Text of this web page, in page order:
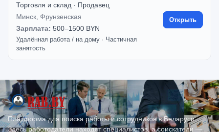
Торговля и склад · Продавец
Минск, Фрунзенская
Зарплата: 500–1500 BYN
Удалённая работа / на дому · Частичная
занятость
Открыть
Платформа для поиска работы и сотрудников в Беларуси.
Здесь работодатели находят специалистов, а соискатели —